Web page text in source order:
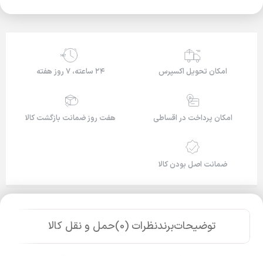
امکان تحویل اکسپرس
24/7
۲۴ ساعته، ۷ روز هفته
امکان پرداخت در اقساطی هفت روز ضمانت بازگشت کالا
ضمانت اصل بودن کالا
توضیحاتبرندنظرات (0) حمل و نقل کالا